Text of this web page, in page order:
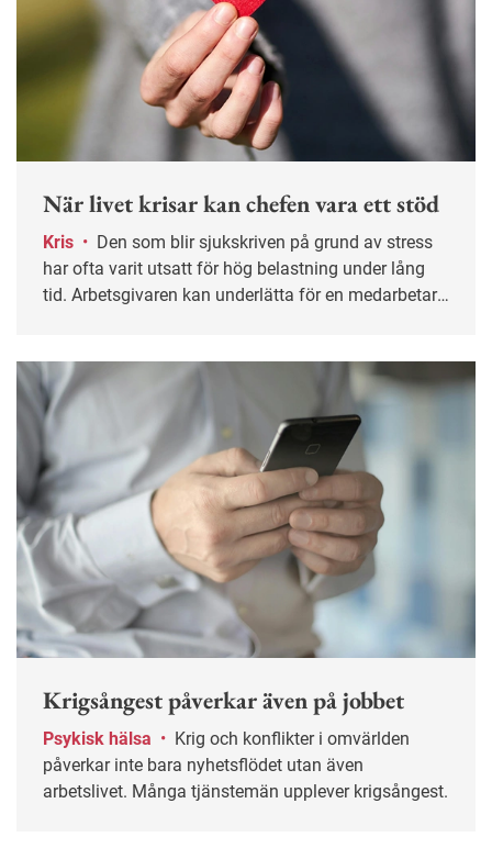
När livet krisar kan chefen vara ett stöd
Kris •
har ofta varit utsatt för hög belastning under lång
tid. Arbetsgivaren kan underlätta för en medarbetare
utanför arbetet.
Krigsångest påverkar även på jobbet
Psykisk hälsa •
påverkar inte bara nyhetsflödet utan även
arbetslivet. Många tjänstemän upplever krigsångest.